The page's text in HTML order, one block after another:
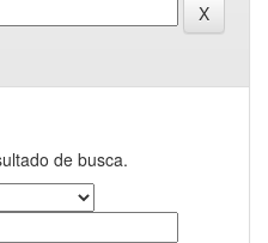
de busca.